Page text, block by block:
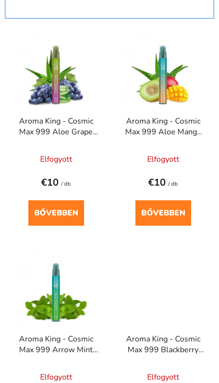
Aroma King - Cosmic
Max 999 Aloe Grape
Elfogyott
€10 / db
BŐVEBBEN
Aroma King - Cosmic
Max 999 Aloe Mango
Elfogyott
€10 / db
BŐVEBBEN
Aroma King - Cosmic
Max 999 Arrow Mint
Elfogyott
Aroma King - Cosmic
Max 999 Blackberry
Elfogyott